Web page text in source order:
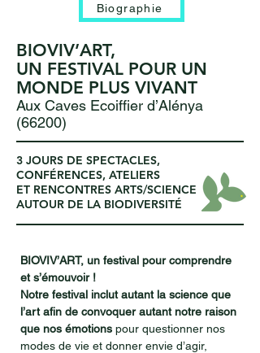
Biographie
BIOVIV’ART,
UN FESTIVAL POUR UN
MONDE PLUS VIVANT
Aux Caves Ecoiffier d’Alénya
(66200)
3 JOURS DE SPECTACLES,
CONFÉRENCES, ATELIERS
ET RENCONTRES ARTS/SCIENCE
AUTOUR DE LA BIODIVERSITÉ
BIOVIV’ART, un festival pour comprendre
et s’émouvoir !
Notre festival inclut autant la science que
l’art afin de convoquer autant notre raison
que nos émotions pour questionner nos
modes de vie et donner envie d’agir,